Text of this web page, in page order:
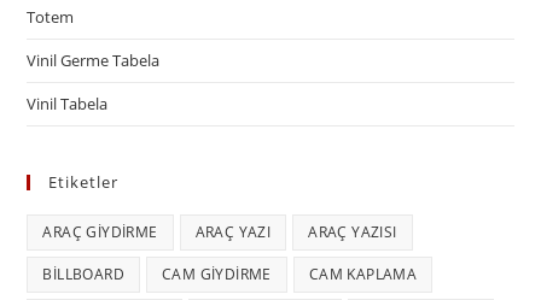
Totem
Vinil Germe Tabela
Vinil Tabela
Etiketler
ARAÇ GIYDIRME ARAÇ YAZI ARAÇ YAZISI
BILLBOARD CAM GIYDIRME CAM KAPLAMA